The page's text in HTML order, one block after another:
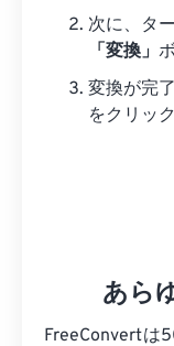
次に、タ
「変換」
変換が完
をクリッ
あら
FreeConvertは